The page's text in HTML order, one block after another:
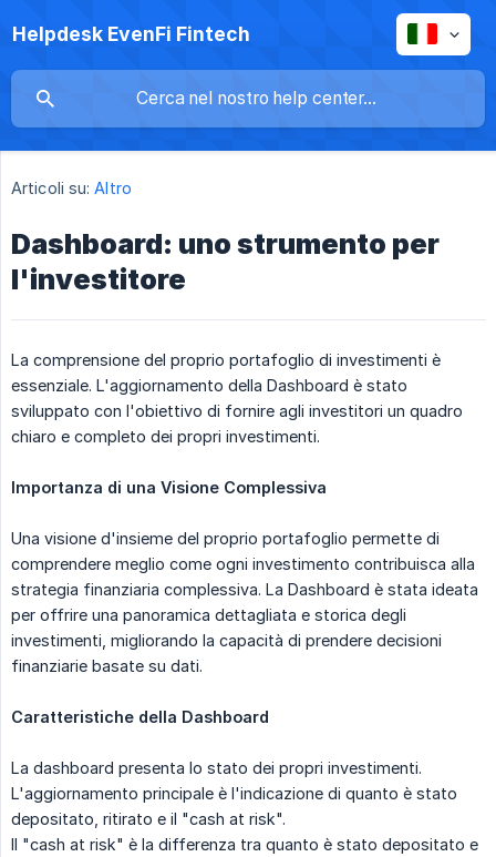
Helpdesk EvenFi Fintech
Articoli su: Altro
Dashboard: uno strumento per
l'investitore
La comprensione del proprio portafoglio di investimenti è
essenziale. L'aggiornamento della Dashboard è stato
sviluppato con l'obiettivo di fornire agli investitori un quadro
chiaro e completo dei propri investimenti.
Importanza di una Visione Complessiva
Una visione d'insieme del proprio portafoglio permette di
comprendere meglio come ogni investimento contribuisca alla
strategia finanziaria complessiva. La Dashboard è stata ideata
per offrire una panoramica dettagliata e storica degli
investimenti, migliorando la capacità di prendere decisioni
finanziarie basate su dati.
Caratteristiche della Dashboard
La dashboard presenta lo stato dei propri investimenti.
L'aggiornamento principale è l'indicazione di quanto è stato
depositato, ritirato e il "cash at risk".
Il "cash at risk" è la differenza tra quanto è stato depositato e